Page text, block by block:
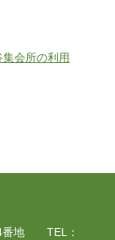
会所の利用
番地 TEL：